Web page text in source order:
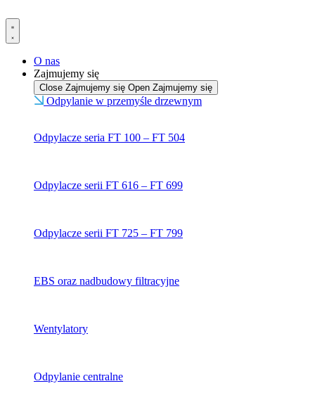
do
treści
O nas
Zajmujemy się
Close Zajmujemy się Open Zajmujemy się
Odpylanie w przemyśle drzewnym
Odpylacze seria FT 100 – FT 504
Odpylacze serii FT 616 – FT 699
Odpylacze serii FT 725 – FT 799
EBS oraz nadbudowy filtracyjne
Wentylatory
Odpylanie centralne